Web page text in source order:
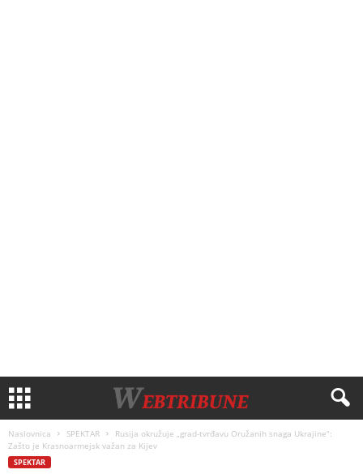
Naslovnica SPEKTAR
Rusija okružuje „grad-tvrđavu Oružanih snaga Ukrajine“:
Zašto je Krasnoarmejsk važan za Kijev
SPEKTAR